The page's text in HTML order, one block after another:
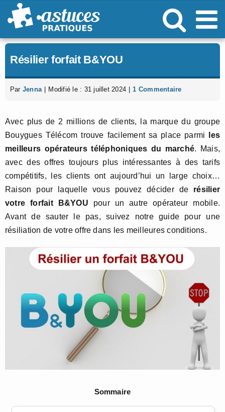
Passer
au
Résilier forfait B&YOU
Par Jenna Modifié le : 31 juillet 2024 1 Commentaire
Avec plus de 2 millions de clients, la marque du groupe
Bouygues Télécom trouve facilement sa place parmi
les
meilleurs opérateurs téléphoniques du marché. Mais,
avec des offres toujours plus intéressantes à des tarifs
compétitifs, les clients ont aujourd’hui un large choix…
Raison pour laquelle vous pouvez décider de résilier
votre forfait B&YOU pour un autre opérateur mobile.
Avant de sauter le pas, suivez notre guide pour une
résiliation de votre offre dans les meilleures conditions.
Sommaire